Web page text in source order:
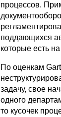
процессов.
поддающихся
которые есть
По оценкам
задачу, свое
одного
то кусочек